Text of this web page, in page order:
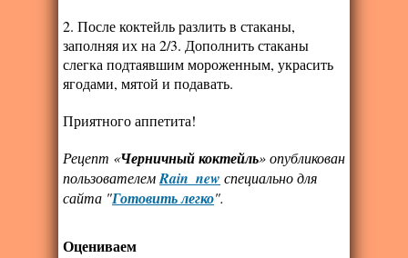
2. После коктейль разлить в стаканы,
заполняя их на 2/3. Дополнить стаканы
слегка подтаявшим мороженным, украсить
ягодами, мятой и подавать.
Приятного аппетита!
Рецепт «Черничный коктейль» опубликован
пользователемRain_new специально для
сайта "Готовить легко".
Оцениваем